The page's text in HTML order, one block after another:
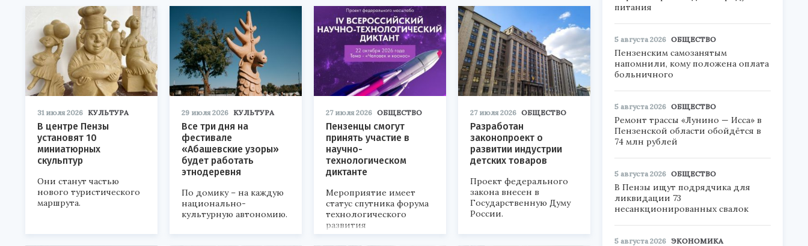
31 июля 2026 КУЛЬТУРА
В центре Пензы
установят 10
миниатюрных
скульптур
Они станут частью
нового туристического
маршрута.
29 июля 2026 КУЛЬТУРА
Все три дня на
фестивале
«Абашевские узоры»
будет работать
этнодеревня
По домику – на каждую
национально-
культурную автономию.
27 июля 2026 ОБЩЕСТВО
Пензенцы смогут
принять участие в
научно-
технологическом
диктанте
Мероприятие имеет
статус спутника форума
технологического
развития
«Технопром-2026».
27 июля 2026 ОБЩЕСТВО
Разработан
законопроект о
развитии индустрии
детских товаров
Проект федерального
закона внесен в
Государственную Думу
России.
питания
5 августа 2026 ОБЩЕСТВО
Пензенским самозанятым
напомнили, кому положена оплата
больничного
5 августа 2026 ОБЩЕСТВО
Ремонт трассы «Лунино — Исса» в
Пензенской области обойдётся в
74 млн рублей
5 августа 2026 ОБЩЕСТВО
В Пензы ищут подрядчика для
ликвидации 73
несанкционированных свалок
5 августа 2026 ЭКОНОМИКА